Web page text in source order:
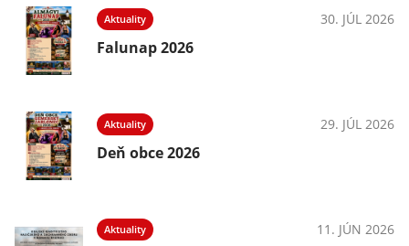
Aktuality 30. JÚL 2026
Falunap 2026
Aktuality 29. JÚL 2026
Deň obce 2026
Aktuality 11. JÚN 2026